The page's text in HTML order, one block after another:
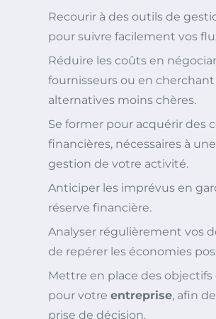
Recourir à des outils de
pour suivre facilement vos
Réduire les coûts en
fournisseurs ou en
alternatives moins chères.
Se former pour acquérir des
financières, nécessaires à
gestion de votre activité.
Anticiper les imprévus en
réserve financière.
Analyser régulièrement vos
de repérer les économies
Mettre en place des objectifs
pour votre entreprise, afin
prise de décision.